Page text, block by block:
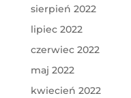
sierpień 2022
lipiec 2022
czerwiec 2022
maj 2022
kwiecień 2022